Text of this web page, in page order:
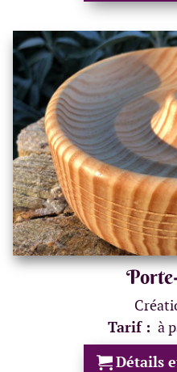
Tarif : à
Détails